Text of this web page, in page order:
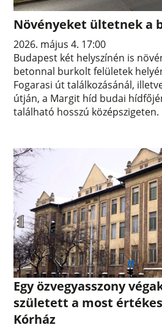
Növényeket ültetnek a
2026. május 4. 17:00
Budapest két helyszínén is
betonnal burkolt felületek
Fogarasi út találkozásánál,
útján, a Margit híd budai
található hosszú középszigeten.
Egy özvegyasszony
született a most
Kórház